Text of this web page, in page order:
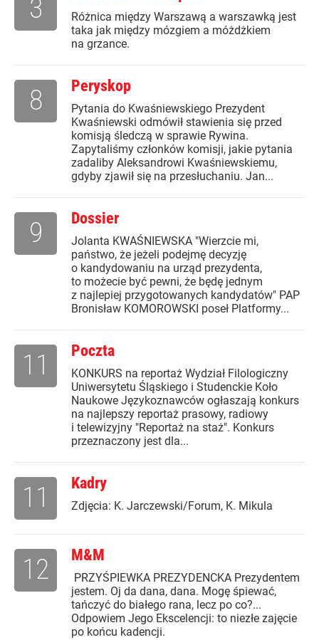
Różnica między Warszawą a warszawką jest
taka jak między mózgiem a móżdżkiem
na grzance.
3
Peryskop
Pytania do Kwaśniewskiego Prezydent
Kwaśniewski odmówił stawienia się przed
komisją śledczą w sprawie Rywina.
Zapytaliśmy członków komisji, jakie pytania
zadaliby Aleksandrowi Kwaśniewskiemu,
gdyby zjawił się na przesłuchaniu. Jan...
8
Dossier
Jolanta KWAŚNIEWSKA "Wierzcie mi,
państwo, że jeżeli podejmę decyzję
o kandydowaniu na urząd prezydenta,
to możecie być pewni, że będę jednym
z najlepiej przygotowanych kandydatów" PAP
Bronisław KOMOROWSKI poseł Platformy...
9
Poczta
KONKURS na reportaż Wydział Filologiczny
Uniwersytetu Śląskiego i Studenckie Koło
Naukowe Językoznawców ogłaszają konkurs
na najlepszy reportaż prasowy, radiowy
i telewizyjny "Reportaż na staż". Konkurs
przeznaczony jest dla...
11
Kadry
Zdjęcia: K. Jarczewski/Forum, K. Mikula
11
M&M
PRZYŚPIEWKA PREZYDENCKA Prezydentem
jestem. Oj da dana, dana. Mogę śpiewać,
tańczyć do białego rana, lecz po co?...
Odpowiem Jego Ekscelencji: to niezłe zajęcie
po końcu kadencji.
12